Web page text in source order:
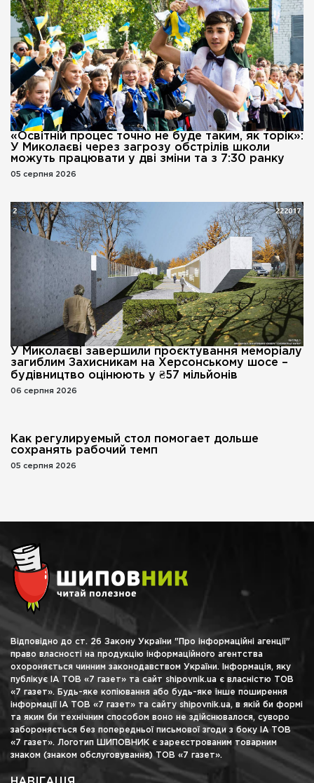
«Освітній процес точно не буде таким, як торік»:
У Миколаєві через загрозу обстрілів школи
можуть працювати у дві зміни та з 7:30 ранку
05 серпня 2026
У Миколаєві завершили проєктування меморіалу
загиблим Захисникам на Херсонському шосе –
будівництво оцінюють у ₴57 мільйонів
06 серпня 2026
Как регулируемый стол помогает дольше
сохранять рабочий темп
05 серпня 2026
Відповідно до ст. 26 Закону України "Про інформаційні агенції"
право власності на продукцію інформаційного агентства
охороняється чинним законодавством України. Інформація, яку
публікує ІА ТОВ «7 газет» та сайт shipovnik.ua є власністю ТОВ
«7 газет». Будь-яке копіювання або будь-яке інше поширення
інформації ІА ТОВ «7 газет» та сайту shipovnik.ua, в якій би формі
та яким би технічним способом воно не здійснювалося, суворо
забороняється без попередньої письмової згоди з боку ІА ТОВ
«7 газет». Логотип ШИПОВНИК є зареєстрованим товарним
знаком (знаком обслуговування) ТОВ «7 газет».